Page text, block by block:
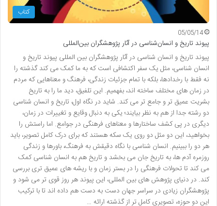
کتاب
05/05/14
پیوند تاریخ و انسان‌شناسی در آثار پژوهشگران بین‌المللی
پیوند تاریخ و انسان شناسی در آثار پژوهشگران بین المللی پیوند تاریخ و
انسان شناسی، مثل یک سفر اکتشافی است که به ما کمک می کند گذشته را
نه فقط با رخدادها، بلکه با تمام جزئیات زندگی، فرهنگ و معناهایی که مردم
در زمان های مختلف ساخته اند، بفهمیم. این تلفیق، دید ما را به تاریخ
بشریت عمیق تر و جامع تر می کند. شاید در نگاه اول، تاریخ و انسان شناسی
دو رشته جدا از هم به نظر بیایند؛ یکی به دنبال وقایع و تغییرات در زمان،
دیگری در پی کشف ساختارها و معناهای فرهنگی در جوامع. اما راستش را
بخواهید، این دو مثل دو روی یک سکه هستند که برای درک کامل تصویر، باید
هر دو را ببینیم. انسان شناسی با نگاه دقیقش به فرهنگ، باورها و زندگی
روزمره آدم ها، به تاریخ جان می بخشد و تاریخ هم به انسان شناسی کمک
می کند تا تحولات فرهنگی را در بستر زمان و با ریشه های عمیق تری بررسی
کند. در دنیای پژوهش های بین المللی، این پیوند هر روز قوی تر می شود و
پژوهشگران زیادی در سراسر جهان دست به دست هم داده اند تا با ترکیب
این دو حوزه، تصویری کامل تر از گذشته ارائه …